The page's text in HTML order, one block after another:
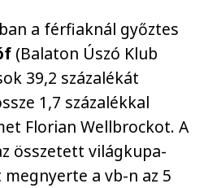
a férfiaknál győztes
(Balaton Úszó Klub
39,2 százalékát
1,7 százalékkal
Florian Wellbrockot. A
összetett világkupa-
a vb-n az 5